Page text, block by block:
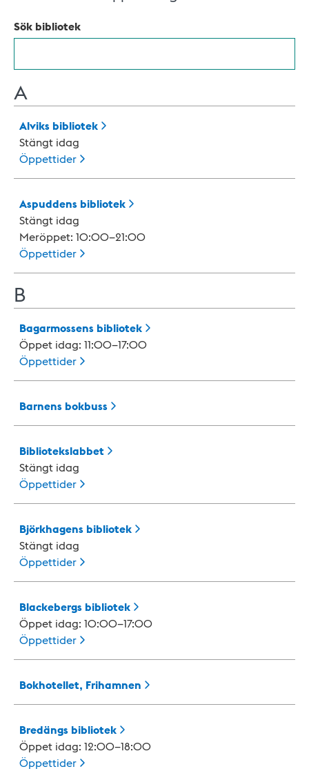
Sök bibliotek
A
Alviks bibliotek
Stängt idag
Öppettider
Aspuddens bibliotek
Stängt idag
Meröppet: 10:00–21:00
Öppettider
B
Bagarmossens bibliotek
Öppet idag: 11:00–17:00
Öppettider
Barnens bokbuss
Bibliotekslabbet
Stängt idag
Öppettider
Björkhagens bibliotek
Stängt idag
Öppettider
Blackebergs bibliotek
Öppet idag: 10:00–17:00
Öppettider
Bokhotellet, Frihamnen
Bredängs bibliotek
Öppet idag: 12:00–18:00
Öppettider